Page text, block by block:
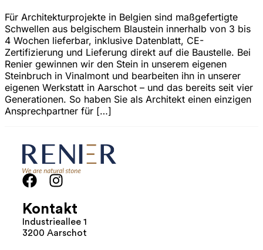
Für Architekturprojekte in Belgien sind maßgefertigte
Schwellen aus belgischem Blaustein innerhalb von 3 bis
4 Wochen lieferbar, inklusive Datenblatt, CE-
Zertifizierung und Lieferung direkt auf die Baustelle. Bei
Renier gewinnen wir den Stein in unserem eigenen
Steinbruch in Vinalmont und bearbeiten ihn in unserer
eigenen Werkstatt in Aarschot – und das bereits seit vier
Generationen. So haben Sie als Architekt einen einzigen
Ansprechpartner für […]
Kontakt
Industrieallee 1
3200 Aarschot